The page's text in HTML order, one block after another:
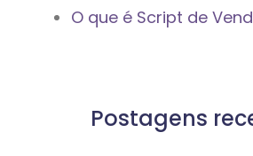
O que é Script de
Postagens